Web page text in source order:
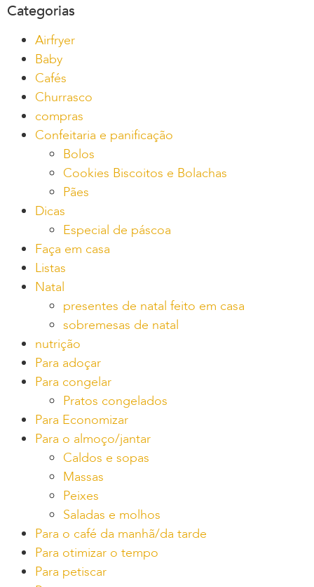
Categorias
Airfryer
Baby
Cafés
Churrasco
compras
Confeitaria e panificação
Bolos
Cookies Biscoitos e Bolachas
Pães
Dicas
Especial de páscoa
Faça em casa
Listas
Natal
presentes de natal feito em casa
sobremesas de natal
nutrição
Para adoçar
Para congelar
Pratos congelados
Para Economizar
Para o almoço/jantar
Caldos e sopas
Massas
Peixes
Saladas e molhos
Para o café da manhã/da tarde
Para otimizar o tempo
Para petiscar